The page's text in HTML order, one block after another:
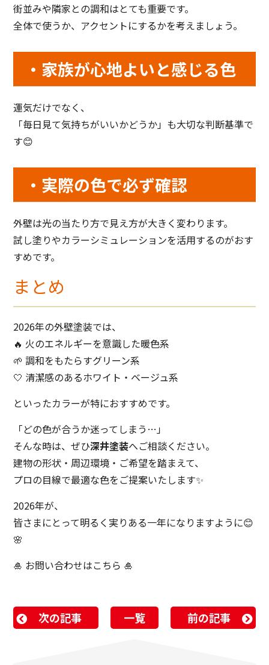
街並みや隣家との調和はとても重要です。
全体で使うか、アクセントにするかを考えましょう。
・家族が心地よいと感じる色
運気だけでなく、
「毎日見て気持ちがいいかどうか」も大切な判断基準で
す😊
・実際の色で必ず確認
外壁は光の当たり方で見え方が大きく変わります。
試し塗りやカラーシミュレーションを活用するのがおす
すめです。
まとめ
2026年の外壁塗装では、
🔥 火のエネルギーを意識した暖色系
🌱 調和をもたらすグリーン系
🤍 清潔感のあるホワイト・ベージュ系
といったカラーが特におすすめです。
「どの色が合うか迷ってしまう…」
そんな時は、ぜひ深井塗装へご相談ください。
建物の形状・周辺環境・ご希望を踏まえて、
プロの目線で最適な色をご提案いたします✨
2026年が、
皆さまにとって明るく実りある一年になりますように😊
🌸
🎍 お問い合わせはこちら 🎍
次の記事 一覧 前の記事